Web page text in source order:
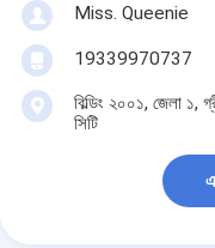
Miss. Queenie
19339970737
বিল্ডিং ২০০১, জেলা ১,
সিটি